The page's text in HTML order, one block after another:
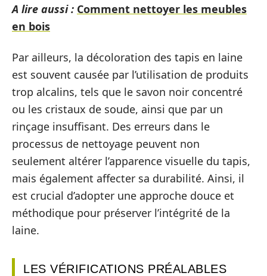
A lire aussi : Comment nettoyer les meubles
en bois
Par ailleurs, la décoloration des tapis en laine
est souvent causée par l’utilisation de produits
trop alcalins, tels que le savon noir concentré
ou les cristaux de soude, ainsi que par un
rinçage insuffisant. Des erreurs dans le
processus de nettoyage peuvent non
seulement altérer l’apparence visuelle du tapis,
mais également affecter sa durabilité. Ainsi, il
est crucial d’adopter une approche douce et
méthodique pour préserver l’intégrité de la
laine.
LES VÉRIFICATIONS PRÉALABLES